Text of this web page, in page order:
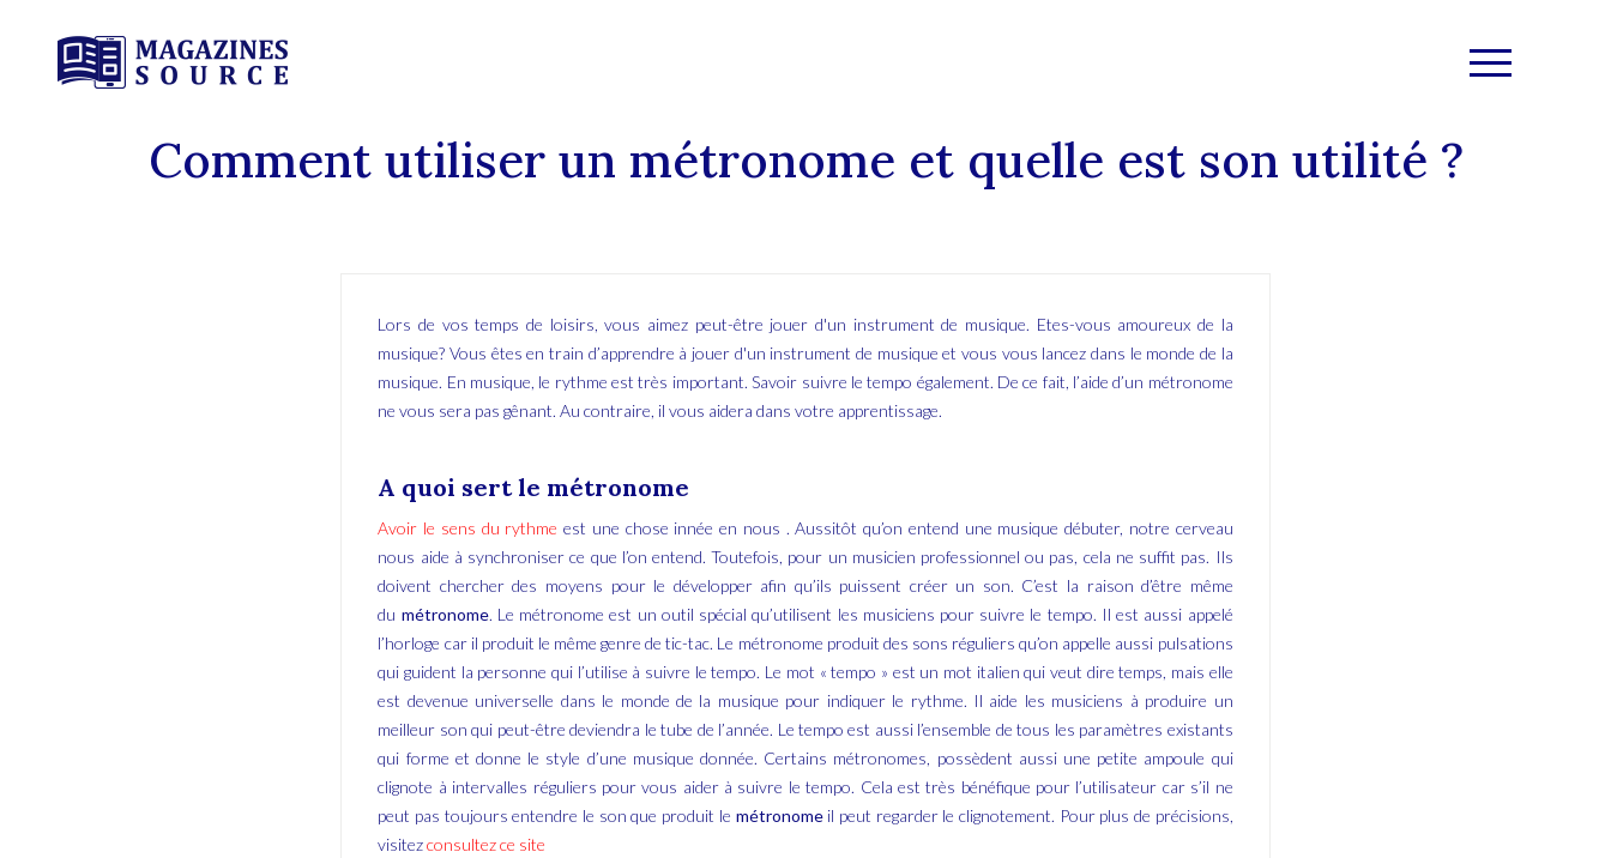
Comment utiliser un métronome et quelle est son utilité ?
Lors de vos temps de loisirs, vous aimez peut-être jouer d'un instrument de musique. Etes-vous amoureux de la
musique? Vous êtes en train d’apprendre à jouer d'un instrument de musique et vous vous lancez dans le monde de la
musique. En musique, le rythme est très important. Savoir suivre le tempo également. De ce fait, l’aide d’un métronome
ne vous sera pas gênant. Au contraire, il vous aidera dans votre apprentissage.
A quoi sert le métronome
Avoir le sens du rythme est une chose innée en nous . Aussitôt qu’on entend une musique débuter, notre cerveau
nous aide à synchroniser ce que l’on entend. Toutefois, pour un musicien professionnel ou pas, cela ne suffit pas. Ils
doivent chercher des moyens pour le développer afin qu’ils puissent créer un son. C’est la raison d’être même
du métronome. Le métronome est un outil spécial qu’utilisent les musiciens pour suivre le tempo. Il est aussi appelé
l’horloge car il produit le même genre de tic-tac. Le métronome produit des sons réguliers qu’on appelle aussi pulsations
qui guident la personne qui l’utilise à suivre le tempo. Le mot « tempo » est un mot italien qui veut dire temps, mais elle
est devenue universelle dans le monde de la musique pour indiquer le rythme. Il aide les musiciens à produire un
meilleur son qui peut-être deviendra le tube de l’année. Le tempo est aussi l’ensemble de tous les paramètres existants
qui forme et donne le style d’une musique donnée. Certains métronomes, possèdent aussi une petite ampoule qui
clignote à intervalles réguliers pour vous aider à suivre le tempo. Cela est très bénéfique pour l’utilisateur car s’il ne
peut pas toujours entendre le son que produit le métronomeil peut regarder le clignotement. Pour plus de précisions,
visitezconsultez ce site